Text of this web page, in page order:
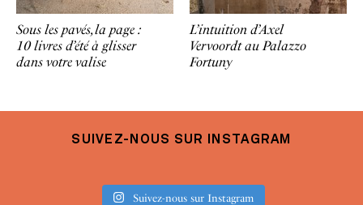
Sous les pavés, la page :
10 livres d’été à glisser
dans votre valise
L’intuition d’Axel
Vervoordt au Palazzo
Fortuny
SUIVEZ-NOUS SUR INSTAGRAM
Suivez-nous sur Instagram